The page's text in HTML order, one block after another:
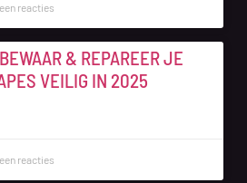
reacties
& REPAREER JE
VEILIG IN 2025
reacties